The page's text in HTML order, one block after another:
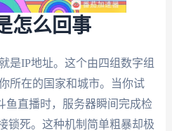
怎么回事
是IP地址。这个由四组数字组
所在的国家和城市。当你试
鱼直播时，服务器瞬间完成检
锁死。这种机制简单粗暴却极